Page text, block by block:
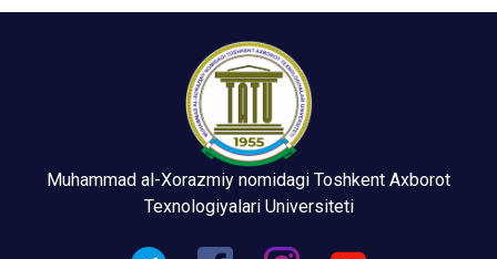
Muhammad al-Xorazmiy nomidagi Toshkent Axborot
Texnologiyalari Universiteti